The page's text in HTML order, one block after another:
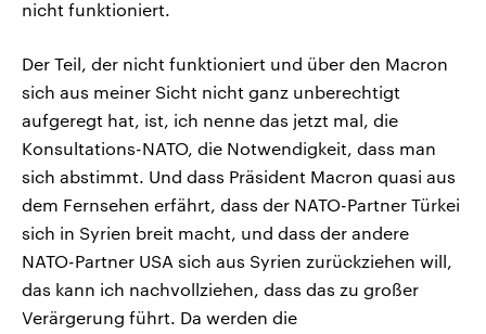
nicht funktioniert.
Der Teil, der nicht funktioniert und über den Macron
sich aus meiner Sicht nicht ganz unberechtigt
aufgeregt hat, ist, ich nenne das jetzt mal, die
Konsultations-NATO, die Notwendigkeit, dass man
sich abstimmt. Und dass Präsident Macron quasi aus
dem Fernsehen erfährt, dass der NATO-Partner Türkei
sich in Syrien breit macht, und dass der andere
NATO-Partner USA sich aus Syrien zurückziehen will,
das kann ich nachvollziehen, dass das zu großer
Verärgerung führt. Da werden die